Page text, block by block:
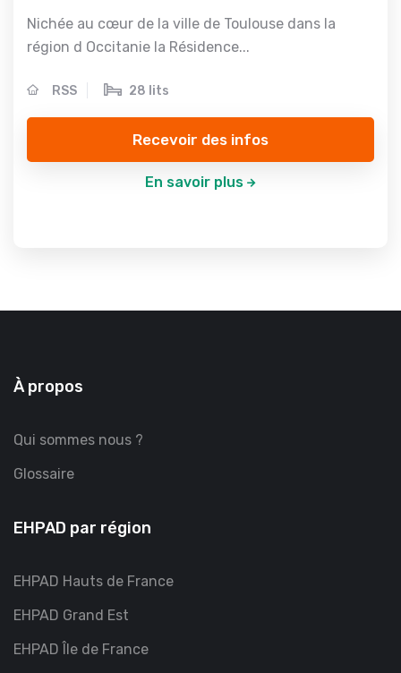
Nichée au cœur de la ville de Toulouse dans la
région d Occitanie la Résidence...
RSS 28 lits
Recevoir des infos
En savoir plus
À propos
Qui sommes nous ?
Glossaire
EHPAD par région
EHPAD Hauts de France
EHPAD Grand Est
EHPAD Île de France